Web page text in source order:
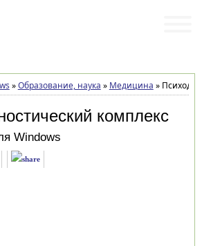
»Образование, наука » Медицина »
комплекс
Windows